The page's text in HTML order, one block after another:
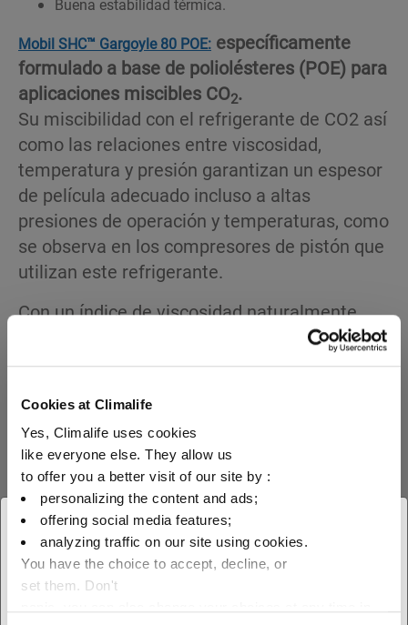
Cookies at Climalife
Yes, Climalife uses cookies
like everyone else. They allow us
to offer you a better visit of our site by :
personalizing the content and ads;
offering social media features;
analyzing traffic on our site using cookies.
You have the choice to accept, decline, or
set them. Don't
× Cerrar
Seleccione su ubicación para
Buena estabilidad térmica.
Mobil SHC™ Gargoyle 80 POE: específicamente
formulado a base de poliolésteres (POE) para
aplicaciones miscibles CO2.
Su miscibilidad con el refrigerante de CO2 así
como las relaciones entre viscosidad,
temperatura y presión garantizan un espesor
de película adecuado incluso a altas
presiones de operación y temperaturas, como
se observa en los compresores de pistón que
utilizan este refrigerante.
Con un índice de viscosidad naturalmente
estable, alta resistencia al cizallamiento y
fluidez a baja temperatura, este aceite ofrece
operación intensivas que incluyen reducción
de fugas en el sello del eje, y potencial
para mejorar la eficiencia del evaporador.
Excelente protección contra el desgaste.
Alto índice de viscosidad y excelente fluidez a baja
temperatura.
Coeficiente de tracción bajo para mejorar la
eficiencia del sistema.